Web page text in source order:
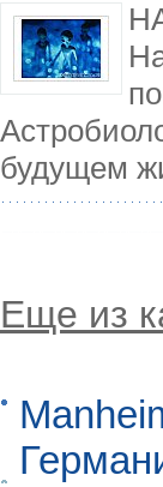
будущем
Еще из